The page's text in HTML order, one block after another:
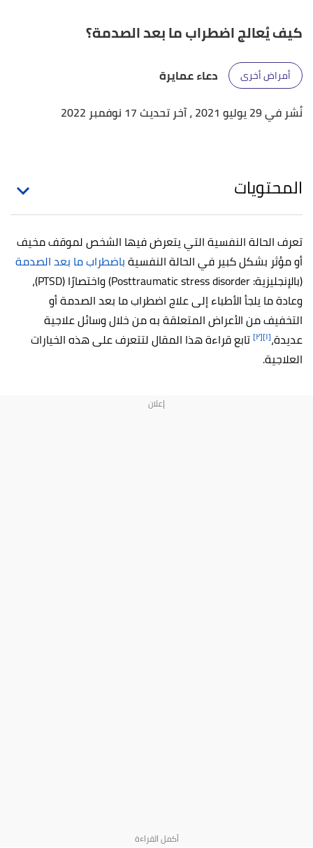
كيف يُعالج اضطراب ما بعد الصدمة؟
أمراض أخرى
دعاء عمايرة
نُشر في 29 يوليو 2021
، آخر تحديث 17 نوفمبر 2022
المحتويات
تعرف الحالة النفسية التي يتعرض فيها الشخص لموقف مخيف
أو مؤثر بشكل كبير في الحالة النفسيةباضطراب ما بعد الصدمة
(بالإنجليزية: Posttraumatic stress disorder) واختصارًا (PTSD)،
وعادة ما يلجأ الأطباء إلى علاج اضطراب ما بعد الصدمة أو
التخفيف من الأعراض المتعلقة به من خلال وسائل علاجية
عديدة،[١] [٢]
تابع قراءة هذا المقال لتتعرف على هذه الخيارات
العلاجية.